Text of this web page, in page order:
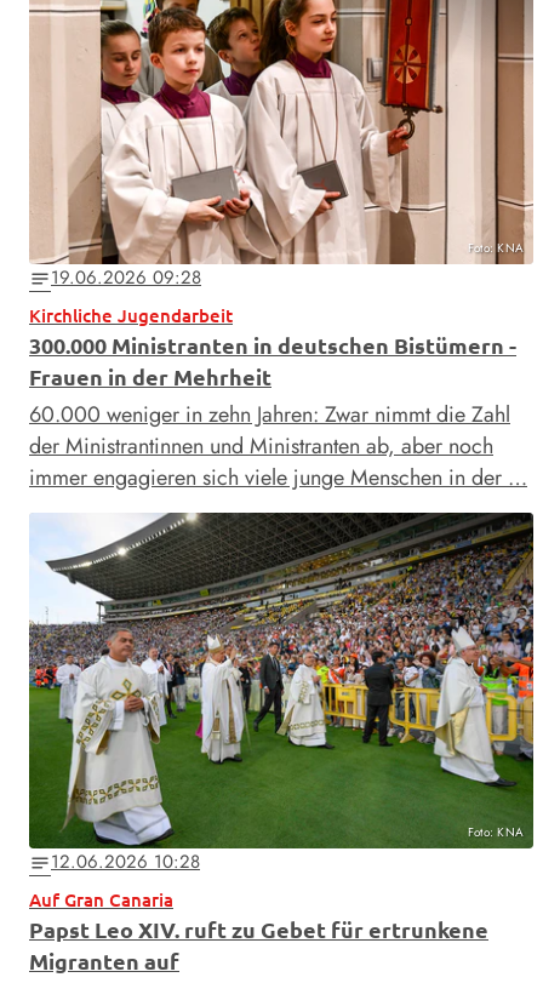
Foto: KNA
notes19.06.2026 09:28
Kirchliche Jugendarbeit
300.000 Ministranten in deutschen Bistümern -
Frauen in der Mehrheit
60.000 weniger in zehn Jahren: Zwar nimmt die Zahl
der Ministrantinnen und Ministranten ab, aber noch
immer engagieren sich viele junge Menschen in der …
Foto: KNA
notes12.06.2026 10:28
Auf Gran Canaria
Papst Leo XIV. ruft zu Gebet für ertrunkene
Migranten auf